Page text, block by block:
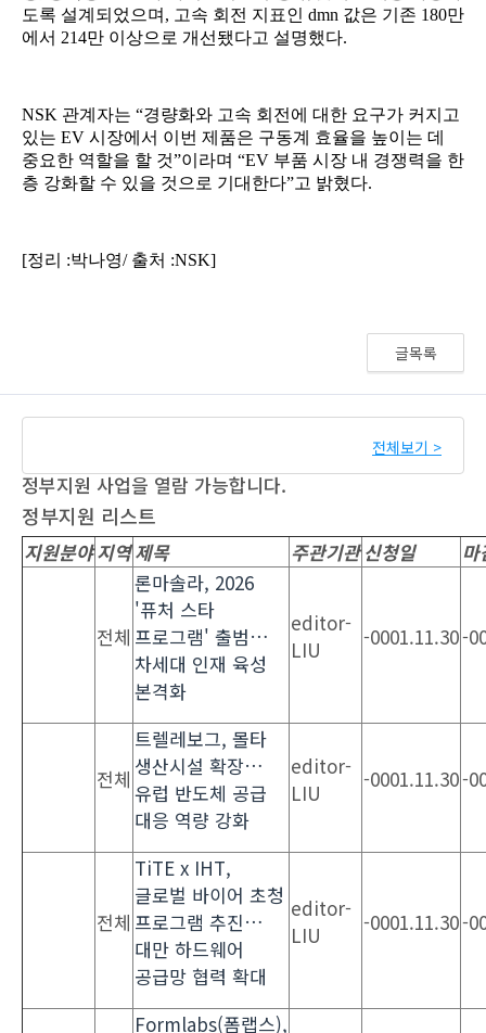
글목록
전체보기 >
정부지원 사업을 열람 가능합니다.
정부지원 리스트
지원분야지역제목 주관기관 신청일 마
전체
론마솔라, 2026
'퓨처 스타
프로그램' 출범…
차세대 인재 육성
본격화
editor-
LIU
-0001.11.30-
전체
트렐레보그, 몰타
생산시설 확장…
유럽 반도체 공급
대응 역량 강화
editor-
LIU
-0001.11.30-
전체
TiTE x IHT,
글로벌 바이어 초청
프로그램 추진…
대만 하드웨어
공급망 협력 확대
editor-
LIU
-0001.11.30-
Formlabs(폼랩스),